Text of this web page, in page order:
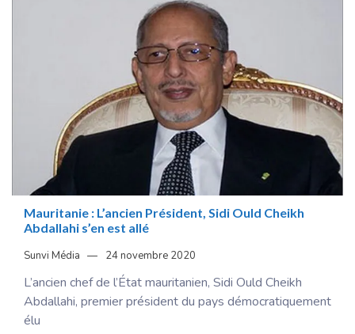
Mauritanie : L’ancien Président, Sidi Ould Cheikh
Abdallahi s’en est allé
Sunvi Média 24 novembre 2020
L’ancien chef de l’État mauritanien, Sidi Ould Cheikh
Abdallahi, premier président du pays démocratiquement
élu